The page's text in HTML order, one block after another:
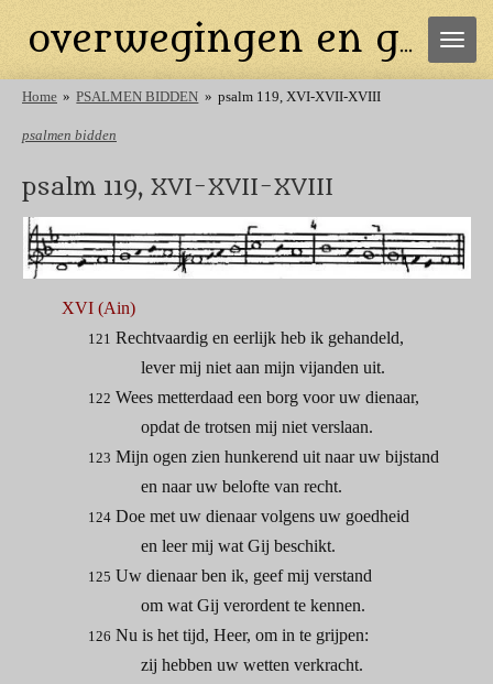
direct
de
overwegingen en gebeden
Home » PSALMEN BIDDEN » psalm 119, XVI-XVII-XVIII
psalmen bidden
psalm 119, XVI-XVII-XVIII
XVI (Ain)
121 Rechtvaardig en eerlijk heb ik gehandeld,
lever mij niet aan mijn vijanden uit.
122 Wees metterdaad een borg voor uw dienaar,
opdat de trotsen mij niet verslaan.
123 Mijn ogen zien hunkerend uit naar uw bijstand
en naar uw belofte van recht.
124 Doe met uw dienaar volgens uw goedheid
en leer mij wat Gij beschikt.
125 Uw dienaar ben ik, geef mij verstand
om wat Gij verordent te kennen.
126 Nu is het tijd, Heer, om in te grijpen:
zij hebben uw wetten verkracht.